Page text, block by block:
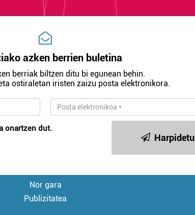
azken berrien buletina
berriak biltzen ditu bi egunean behin.
ostiraletan iristen zaizu posta elektronikora.
onartzen dut.
Harpidetu
Nor gara
Publizitatea